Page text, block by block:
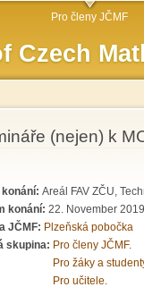
Czech
Pro členy JČMF
are here(nejen) k
Areál FAV ZČU,
konání: 22. November
JČMF: Plzeňská pobočka
skupina: Pro členy JČMF.
Pro žáky a
Pro učitele.